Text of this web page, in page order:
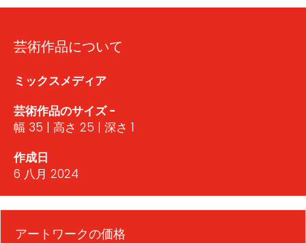
芸術作品について
ミックスメディア
芸術作品のサイズ -
幅 35 | 高さ 25 | 深さ 1
作成日
6 八月 2024
アートワークの価格